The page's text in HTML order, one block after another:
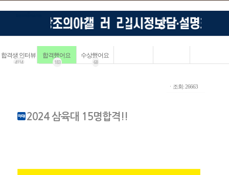
합격생 인터뷰
4114
합격했어요
183
수상했어요
68
ㆍ조회: 26663
2024 삼육대 15명합격!!